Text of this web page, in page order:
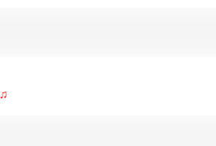
♫